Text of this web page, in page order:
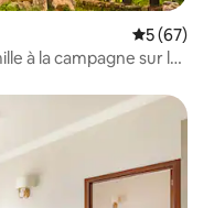
5 (67)
à la campagne sur le